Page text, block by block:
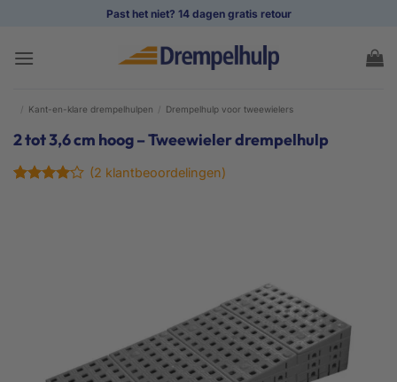
inhoud
Past het niet? 14 dagen gratis retour
/ Kant-en-klare drempelhulpen / Drempelhulp voor tweewielers
2 tot 3,6 cm hoog – Tweewieler drempelhulp
(2 klantbeoordelingen)